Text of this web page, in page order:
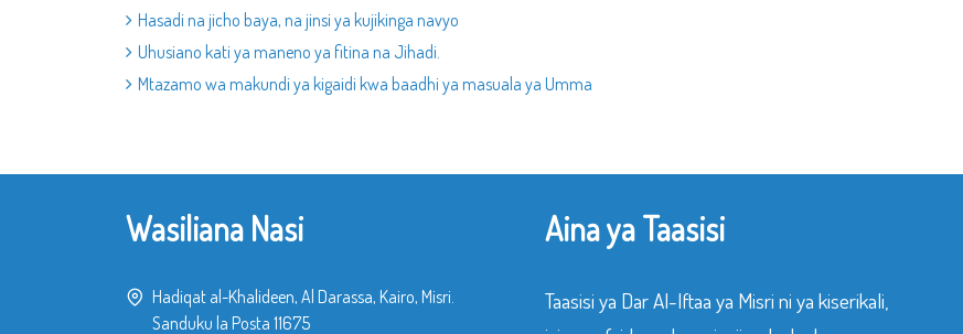
Hasadi na jicho baya, na jinsi ya kujikinga navyo
Uhusiano kati ya maneno ya fitina na Jihadi.
Mtazamo wa makundi ya kigaidi kwa baadhi ya masuala ya Umma
Wasiliana Nasi
Hadiqat al-Khalideen, Al Darassa, Kairo, Misri.
Sanduku la Posta 11675
Aina ya Taasisi
Taasisi ya Dar Al-Iftaa ya Misri ni ya kiserikali,